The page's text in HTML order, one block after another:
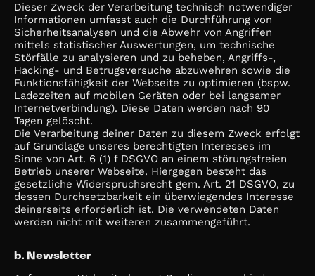
Dieser Zweck der Verarbeitung technisch notwendiger
Informationen umfasst auch die Durchführung von
Sicherheitsanalysen und die Abwehr von Angriffen
mittels statistischer Auswertungen, um technische
Störfälle zu analysieren und zu beheben, Angriffs-,
Hacking- und Betrugsversuche abzuwehren sowie die
Funktionsfähigkeit der Webseite zu optimieren (bspw.
Ladezeiten auf mobilen Geräten oder bei langsamer
Internetverbindung). Diese Daten werden nach 90
Tagen gelöscht.
Die Verarbeitung deiner Daten zu diesem Zweck erfolgt
auf Grundlage unseres berechtigten Interesses im
Sinne von Art. 6 (1) f DSGVO an einem störungsfreien
Betrieb unserer Webseite. Hiergegen besteht das
gesetzliche Widerspruchsrecht gem. Art. 21 DSGVO, zu
dessen Durchsetzbarkeit ein überwiegendes Interesse
deinerseits erforderlich ist. Die verwendeten Daten
werden nicht mit weiteren zusammengeführt.
b. Newsletter